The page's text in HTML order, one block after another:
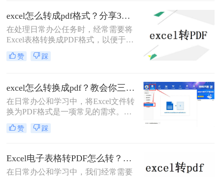
怎么转换成pdf格式呢？本文将介绍三
种将XLSX转换成PDF的方法。
excel怎么转成pdf格式？分享3个很好用的方法！
在处理日常办公任务时，经常需要将
Excel表格转换成PDF格式，以便于分
享、存档或打印。那么excel怎么转成
pdf格式呢？本文将详细介绍三种将
赞 踩
excel怎么转换成pdf？教会你三个实用方法！
在日常办公和学习中，将Excel文件转
换为PDF格式是一项常见的需求。
PDF格式因其良好的兼容性和不可编
辑性，使得文件分享和打印变得更加
文将介绍三种Excel转换成PDF的方
法。
赞 踩
Excel电子表格转PDF怎么转？推荐这四种方法给大家！
​在日常办公和学习中，我们经常需要